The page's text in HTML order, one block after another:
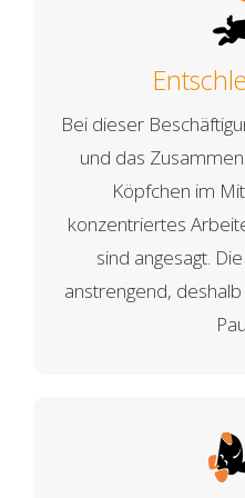
Bei dieser
und das
Köpfchen im
konzentriertes
sind angesagt.
anstrengend,